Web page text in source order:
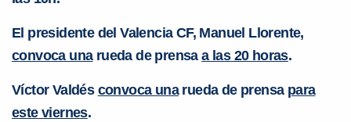
El presidente del Valencia CF, Manuel Llorente,
convoca unarueda de prensaa las 20 horas.
Víctor Valdés convoca unarueda de prensa para
este viernes.
Você é aluno inFlux?
Sim Não